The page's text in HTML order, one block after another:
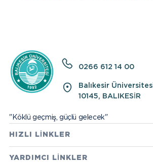
0266 612 14 00
Balıkesir
10145, BALIKESİR
"Köklü geçmiş, güçlü gelecek"
HIZLI LİNKLER
Hayvan Hastanesi
YARDIMCI LİNKLER